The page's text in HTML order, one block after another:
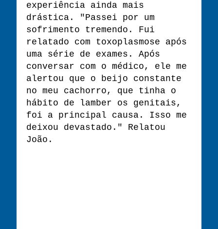
experiência ainda mais
drástica. "Passei por um
sofrimento tremendo. Fui
relatado com toxoplasmose após
uma série de exames. Após
conversar com o médico, ele me
alertou que o beijo constante
no meu cachorro, que tinha o
hábito de lamber os genitais,
foi a principal causa. Isso me
deixou devastado." Relatou
João.